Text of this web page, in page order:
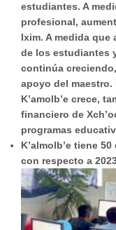
estudiantes. A
profesional,
Ixim. A medida
de los estudiantes
continúa
apoyo del maestro.
K’amolb’e crece,
financiero de
programas
K’almolb’e tiene
con respecto a